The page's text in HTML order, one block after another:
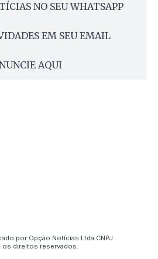
NO SEU WHATSAPP
EM SEU EMAIL
AQUI
por Opção Notícias Ltda CNPJ
direitos reservados.